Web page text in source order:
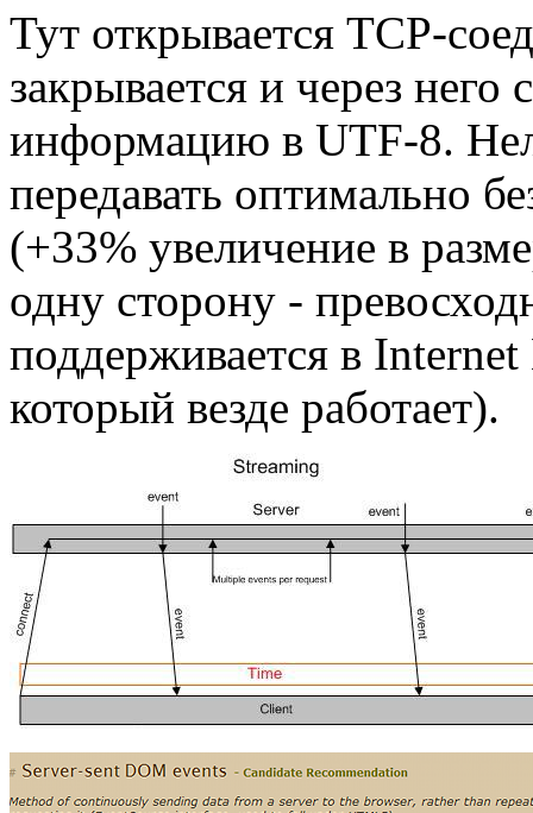
Тут открывается TCP-
закрывается и через него
информацию в UTF-8.
передавать оптимально
(+33% увеличение в
одну сторону -
поддерживается в
который везде работает).